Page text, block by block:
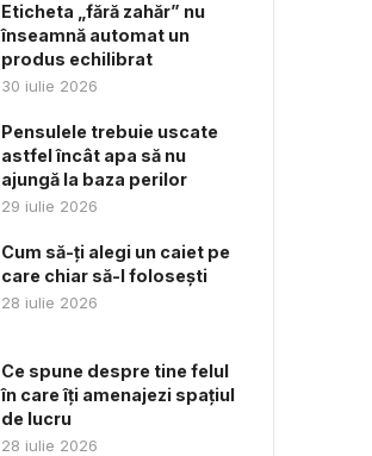
Eticheta „fără zahăr” nu
înseamnă automat un
produs echilibrat
30 iulie 2026
Pensulele trebuie uscate
astfel încât apa să nu
ajungă la baza perilor
29 iulie 2026
Cum să-ți alegi un caiet pe
care chiar să-l folosești
28 iulie 2026
Ce spune despre tine felul
în care îți amenajezi spațiul
de lucru
28 iulie 2026